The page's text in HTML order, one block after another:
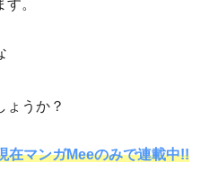
。
ょうか？
在マンガMeeのみで連載中!!